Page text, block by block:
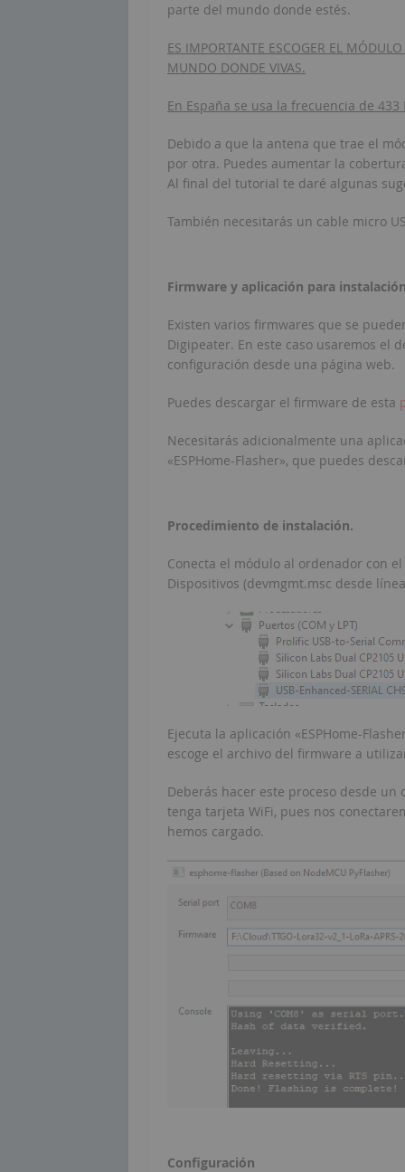
parte del mundo donde estés.
ES IMPORTANTE ESCOGER EL
MUNDO DONDE VIVAS.
En España se usa la frecuencia de 433
Debido a que la antena que trae el
por otra. Puedes aumentar la
Al final del tutorial te daré algunas
También necesitarás un cable micro
Firmware y aplicación para
Existen varios firmwares que se
Digipeater. En este caso usaremos el
configuración desde una página web.
Puedes descargar el firmware de esta
Necesitarás adicionalmente una
«ESPHome-Flasher», que puedes
Procedimiento de instalación.
Conecta el módulo al ordenador con
Dispositivos (devmgmt.msc desde
Ejecuta la aplicación «ESPHome-
escoge el archivo del firmware a
Deberás hacer este proceso desde
tenga tarjeta WiFi, pues nos
hemos cargado.
Configuración